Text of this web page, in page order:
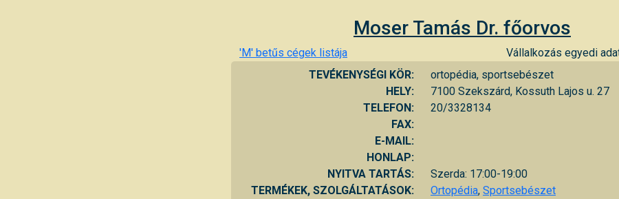
Moser Tamás Dr. főorvos
'M' betűs cégek listája
Vállalkozás egyedi
TEVÉKENYSÉGI KÖR:
ortopédia, sportsebészet
HELY:
7100 Szekszárd, Kossuth Lajos u. 27
TELEFON:
20/3328134
FAX:
E-MAIL:
HONLAP:
NYITVA TARTÁS:
Szerda: 17:00-19:00
TERMÉKEK, SZOLGÁLTATÁSOK:
Ortopédia, Sportsebészet